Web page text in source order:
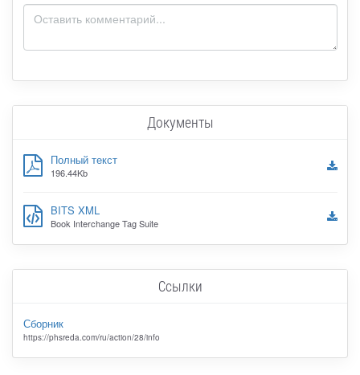
Документы
Полный текст
196.44Kb
BITS XML
Book Interchange Tag Suite
Ссылки
Сборник
https://phsreda.com/ru/action/28/info